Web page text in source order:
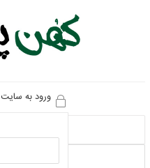
ورود به سایت